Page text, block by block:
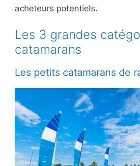
acheteurs potentiels.
Les 3 grandes
catamarans
Les petits catamarans de